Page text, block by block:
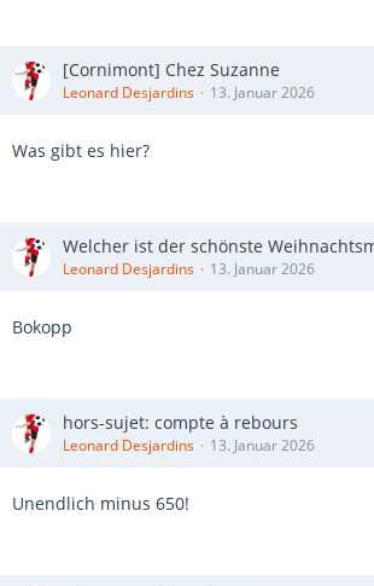
[Cornimont] Chez Suzanne
Leonard Desjardins 13. Januar 2026
Was gibt es hier?
Welcher ist der schönste
Leonard Desjardins 13. Januar 2026
Bokopp
hors-sujet: compte à rebours
Leonard Desjardins 13. Januar 2026
Unendlich minus 650!